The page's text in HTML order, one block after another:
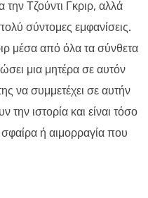
την Τζούντι Γκριρ, αλλά
σύντομες εμφανίσεις.
μέσα από όλα τα σύνθετα
μια μητέρα σε αυτόν
να συμμετέχει σε αυτήν
ιστορία και είναι τόσο
ή αιμορραγία που